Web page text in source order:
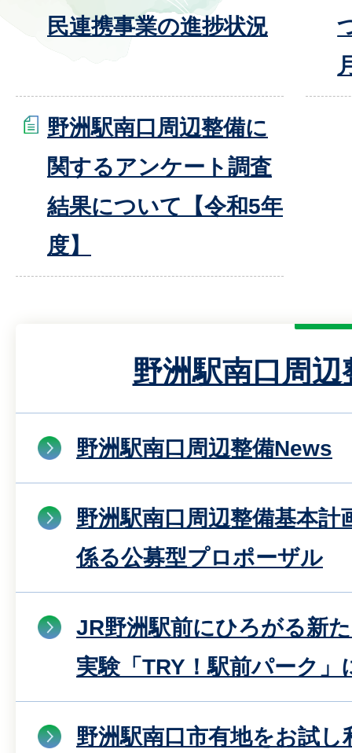
民連携事業の進捗状況
野洲駅南口周辺整備に
関するアンケート調査
結果について【令和5年
度】
野洲駅南口周辺
野洲駅南口周辺整備News
野洲駅南口周辺整備基本計
係る公募型プロポーザル
JR野洲駅前にひろがる新
実験「TRY！駅前パーク」
野洲駅南口市有地をお試